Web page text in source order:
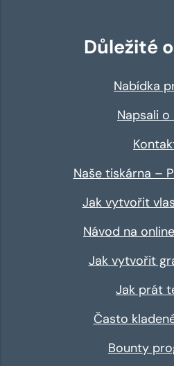
Důležité
Nabídka
Napsali o
Naše tiskárna –
Jak vytvořit
Návod na
Jak vytvořit
Jak prát
Často
Bounty